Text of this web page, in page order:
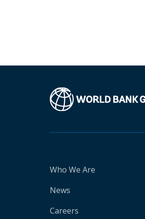
Who We Are
News
Careers